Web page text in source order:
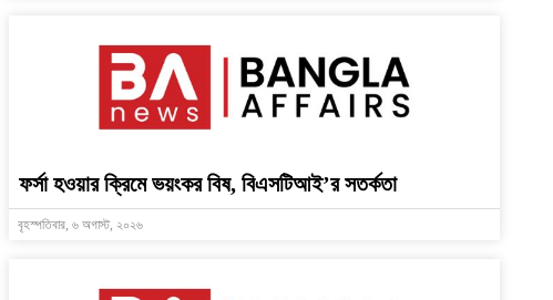
ফর্সা হওয়ার ক্রিমে ভয়ংকর বিষ, বিএসটিআই’র সতর্কতা
বৃহস্পতিবার, ৬ অগাস্ট, ২০২৬